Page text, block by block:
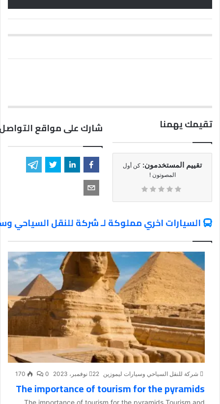
تقيمك يهمنا
تقييم المستخدمون: كن أول
المصوتون !
شارك على مواقع
السيارات اخري مملوكة لـ شركة للنقل السياحي
شركة للنقل السياحي وسيارات ليموزين 22 نوفمبر، 2023 0
170
The importance of tourism for the pyramids